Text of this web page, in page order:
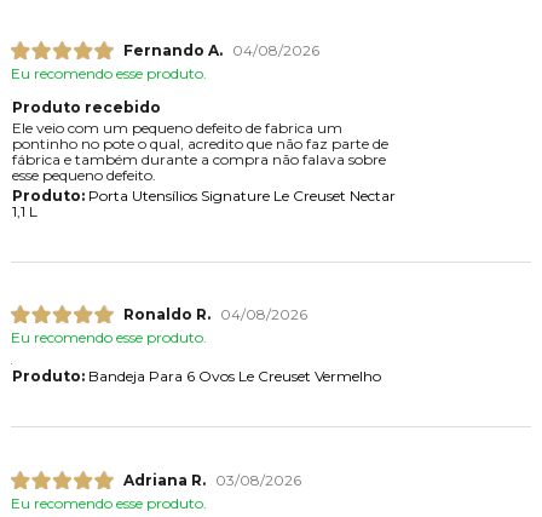
Fernando A.
04/08/2026
Eu recomendo esse produto.
Produto recebido
Ele veio com um pequeno defeito de fabrica um
pontinho no pote o qual, acredito que não faz parte de
fábrica e também durante a compra não falava sobre
esse pequeno defeito.
Produto:Porta Utensílios Signature Le Creuset Nectar
1,1 L
Ronaldo R.
04/08/2026
Eu recomendo esse produto.
Produto:Bandeja Para 6 Ovos Le Creuset Vermelho
Adriana R.
03/08/2026
Eu recomendo esse produto.